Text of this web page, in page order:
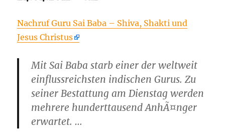
Nachruf Guru Sai Baba – Shiva, Shakti und
Jesus Christus
Mit Sai Baba starb einer der weltweit
einflussreichsten indischen Gurus. Zu
seiner Bestattung am Dienstag werden
mehrere hunderttausend AnhÃ¤nger
erwartet. …